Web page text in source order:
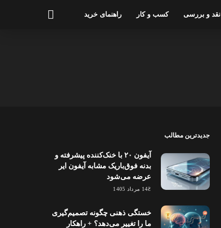
نقد و بررسی کسب و کار راهنمای خرید
جدیدترین مطالب
آیفون ۲۰ با خنک‌کننده پیشرفته و
بدنه فوق‌باریک مشابه آیفون ایر
عرضه می‌شود
14 مرداد 1405
خستگی ذهنی چگونه تصمیم‌گیری
ما را تغییر می‌دهد؟ + راهکار